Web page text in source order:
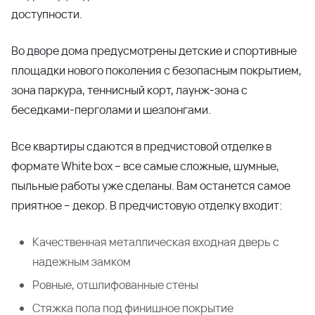
доступности.
Во дворе дома предусмотрены детские и спортивные
площадки нового поколения с безопасным покрытием,
зона паркура, теннисный корт, лаунж-зона с
беседками-перголами и шезлонгами.
Все квартиры сдаются в предчистовой отделке в
формате White box – все самые сложные, шумные,
пыльные работы уже сделаны. Вам останется самое
приятное – декор. В предчистовую отделку входит:
Качественная металлическая входная дверь с
надежным замком
Ровные, отшлифованные стены
Стяжка пола под финишное покрытие